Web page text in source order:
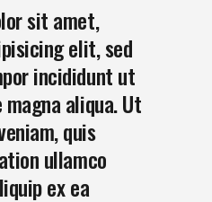
sit amet,
elit, sed
incididunt ut
aliqua. Ut
quis
ullamco
ex ea